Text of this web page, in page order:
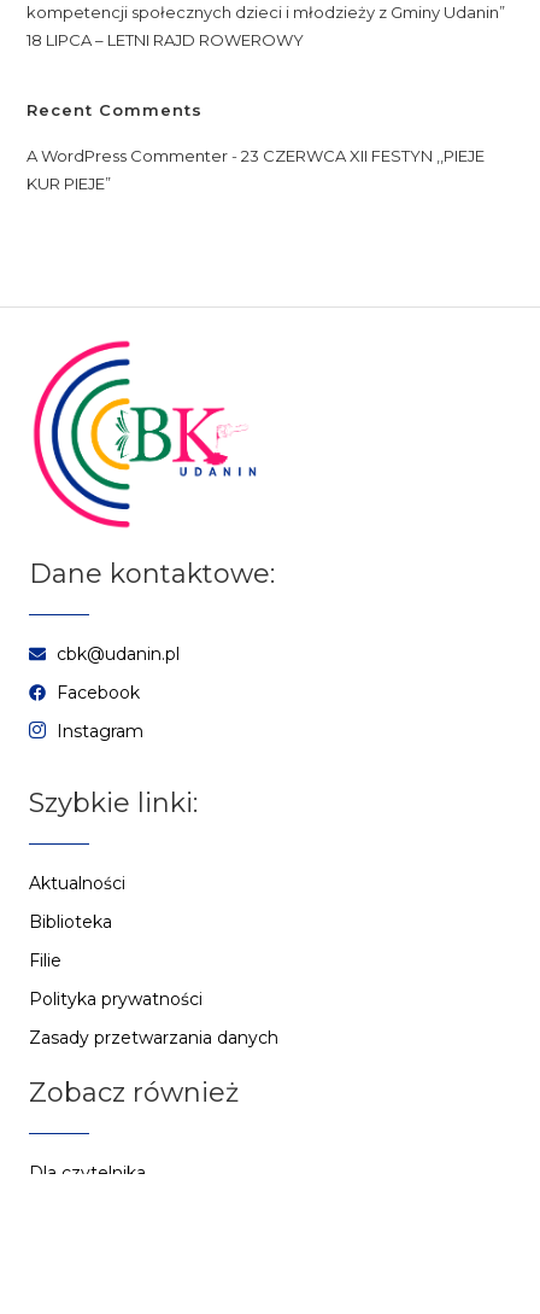
kompetencji społecznych dzieci i młodzieży z Gminy Udanin”
18 LIPCA – LETNI RAJD ROWEROWY
Recent Comments
A WordPress Commenter-23 CZERWCA XII FESTYN ,,PIEJE
KUR PIEJE”
Dane kontaktowe:
cbk@udanin.pl
Facebook
Instagram
Szybkie linki:
Aktualności
Biblioteka
Filie
Polityka prywatności
Zasady przetwarzania danych
Zobacz również
Dla czytelnika